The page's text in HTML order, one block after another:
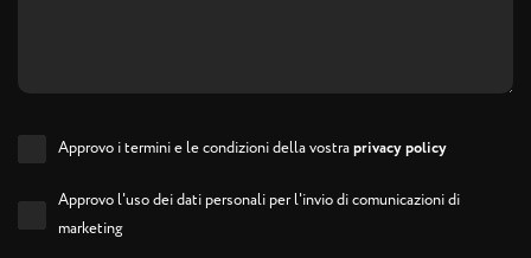
Approvo i termini e le condizioni della vostraprivacy policy
Approvo l'uso dei dati personali per l'invio di comunicazioni di
marketing